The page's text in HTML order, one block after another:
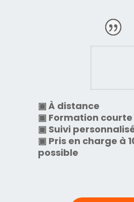
▣ À distance
▣ Formation courte
▣ Suivi
▣ Pris en charge à
possible